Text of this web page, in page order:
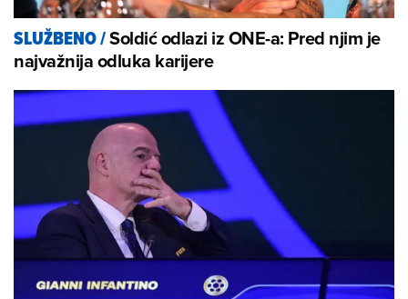
SLUŽBENO/Soldić odlazi iz ONE-a: Pred njim je
najvažnija odluka karijere